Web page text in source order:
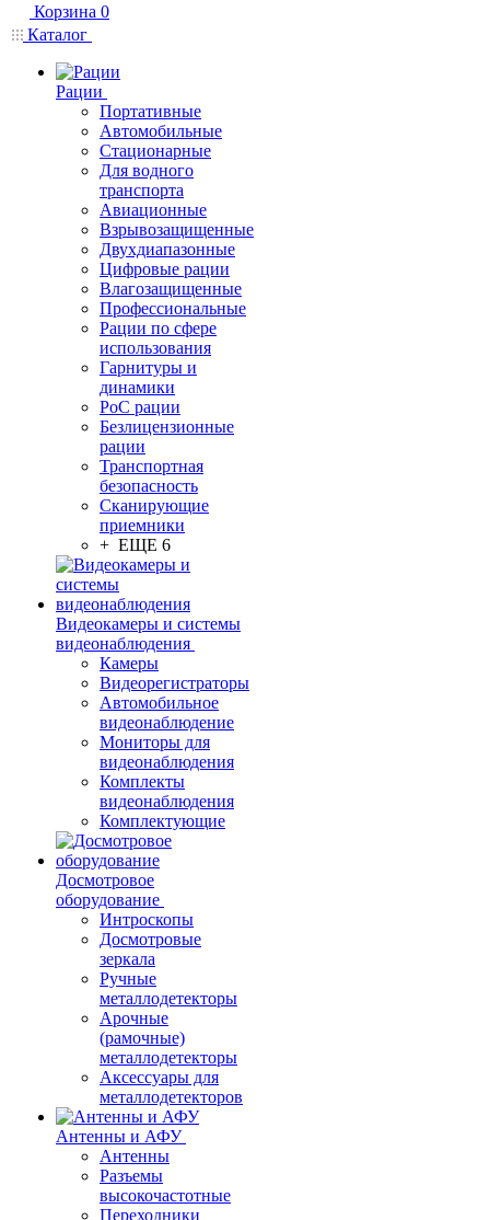
Корзина 0
Каталог
Рации
Портативные
Автомобильные
Стационарные
Для водного
транспорта
Авиационные
Взрывозащищенные
Двухдиапазонные
Цифровые рации
Влагозащищенные
Профессиональные
Рации по сфере
использования
Гарнитуры и
динамики
PoC рации
Безлицензионные
рации
Транспортная
безопасность
Сканирующие
приемники
+ ЕЩЕ 6
Видеокамеры и системы
видеонаблюдения
Камеры
Видеорегистраторы
Автомобильное
видеонаблюдение
Мониторы для
видеонаблюдения
Комплекты
видеонаблюдения
Комплектующие
Досмотровое
оборудование
Интроскопы
Досмотровые
зеркала
Ручные
металлодетекторы
Арочные
(рамочные)
металлодетекторы
Аксессуары для
металлодетекторов
Антенны и АФУ
Антенны
Разъемы
высокочастотные
Переходники